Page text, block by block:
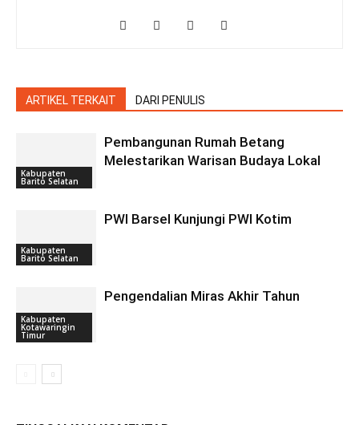
ARTIKEL TERKAIT DARI PENULIS
Kabupaten
Barito Selatan
Pembangunan Rumah Betang
Melestarikan Warisan Budaya Lokal
Kabupaten
Barito Selatan
PWI Barsel Kunjungi PWI Kotim
Kabupaten
Kotawaringin
Timur
Pengendalian Miras Akhir Tahun